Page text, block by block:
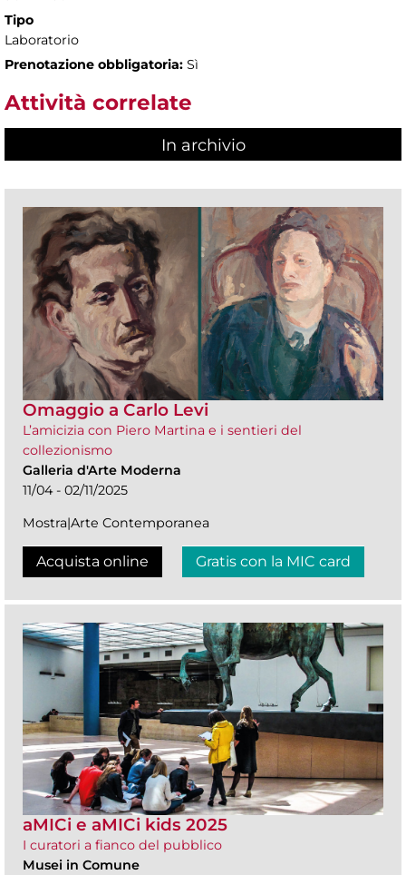
Tipo
Laboratorio
Prenotazione obbligatoria: Sì
Attività correlate
In archivio
Omaggio a Carlo Levi
L’amicizia con Piero Martina e i sentieri del
collezionismo
Galleria d'Arte Moderna
11/04 - 02/11/2025
Mostra|Arte Contemporanea
Acquista online Gratis con la MIC card
aMICi e aMICi kids 2025
I curatori a fianco del pubblico
Musei in Comune